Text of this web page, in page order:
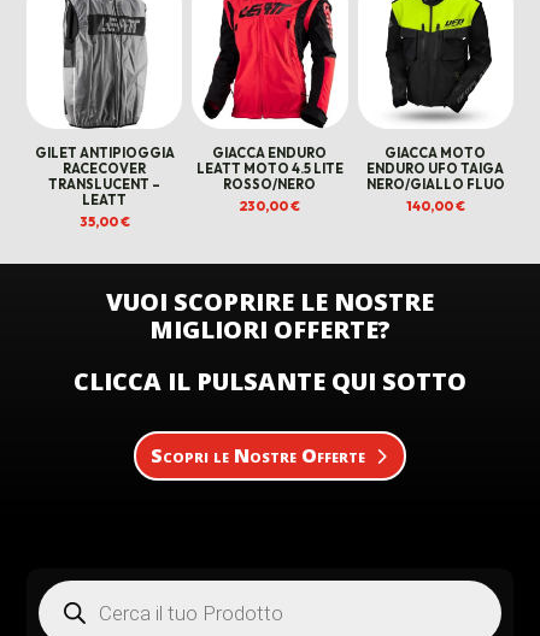
GILET ANTIPIOGGIA
RACECOVER
TRANSLUCENT –
LEATT
35,00€
GIACCA ENDURO
LEATT MOTO 4.5 LITE
ROSSO/NERO
230,00€
GIACCA MOTO
ENDURO UFO TAIGA
NERO/GIALLO FLUO
140,00€
VUOI SCOPRIRE LE NOSTRE
MIGLIORI OFFERTE?
CLICCA IL PULSANTE QUI SOTTO
Scopri le Nostre Offerte
Products
search